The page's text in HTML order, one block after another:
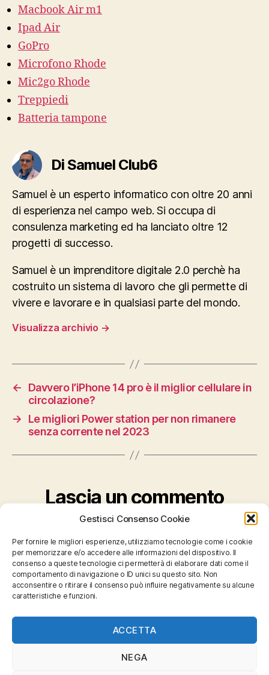
Gestisci Consenso Cookie
Per fornire le migliori esperienze, utilizziamo tecnologie come i cookie
per memorizzare e/o accedere alle informazioni del dispositivo. Il
consenso a queste tecnologie ci permetterà di elaborare dati come il
comportamento di navigazione o ID unici su questo sito. Non
acconsentire o ritirare il consenso può influire negativamente su alcune
caratteristiche e funzioni.
ACCETTA
NEGA
Macbook Air m1
Ipad Air
GoPro
Microfono Rhode
Mic2go Rhode
Treppiedi
Batteria tampone
Di Samuel Club6
Samuel è un esperto informatico con oltre 20 anni
di esperienza nel campo web. Si occupa di
consulenza marketing ed ha lanciato oltre 12
progetti di successo.
Samuel è un imprenditore digitale 2.0 perchè ha
costruito un sistema di lavoro che gli permette di
vivere e lavorare e in qualsiasi parte del mondo.
Visualizza archivio →
←
Davvero l’iPhone 14 pro è il miglior cellulare in
circolazione?
→
Le migliori Power station per non rimanere
senza corrente nel 2023
Lascia un commento
Devi essereconnessoper inviare un commento.
Home
Registrati al sito web